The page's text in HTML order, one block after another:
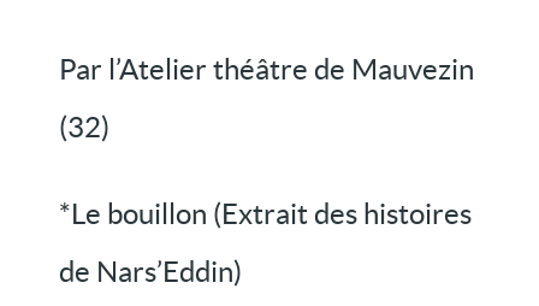
Par l’Atelier théâtre de Mauvezin
(32)
*Le bouillon (Extrait des histoires
de Nars’Eddin)